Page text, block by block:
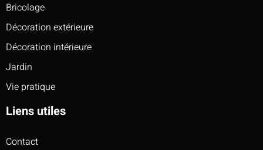
Bricolage
Décoration extérieure
Décoration intérieure
Jardin
Vie pratique
Liens utiles
Contact